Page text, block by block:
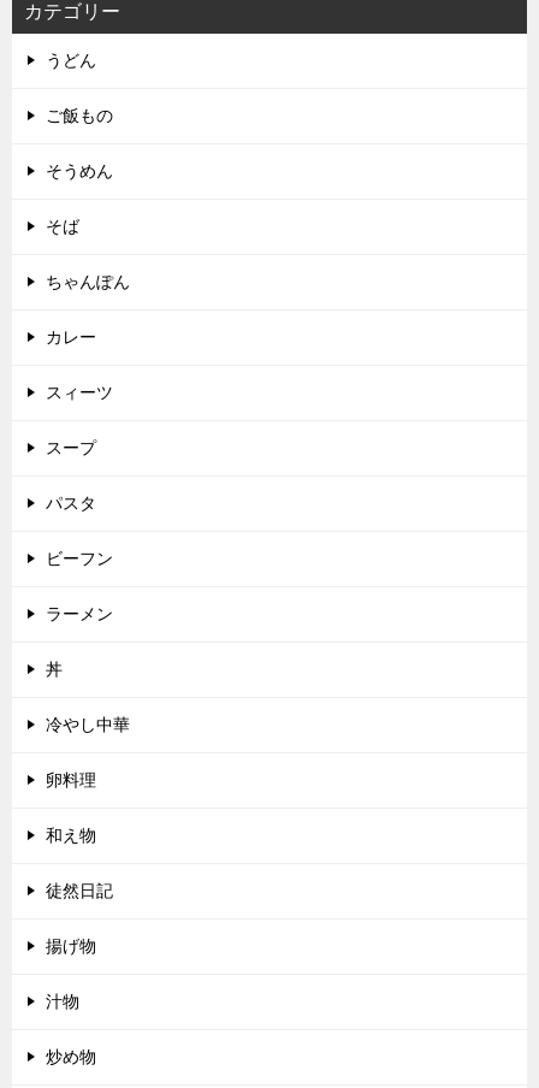
カテゴリー
うどん
ご飯もの
そうめん
そば
ちゃんぽん
カレー
スィーツ
スープ
パスタ
ビーフン
ラーメン
丼
冷やし中華
卵料理
和え物
徒然日記
揚げ物
汁物
炒め物